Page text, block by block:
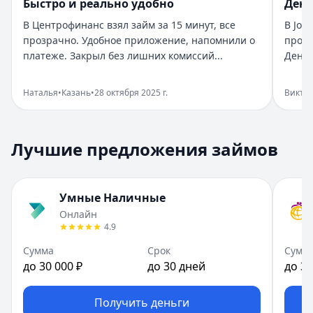
Дата: 28 октября 2025 г.
Взяла займ в Бюджет срочно нужны были деньги.
Помогли в нужный момент
Организация:Монеза
Срочно понадобились деньги, Монеза выручила.
Рейтинг:
Организация:Привет, сосед!
Город:Екатеринбург
28 октября 2025 г.
В Привет, сосед! оформила займ за пару минут.
Быстро и реально удобно
Рейтинг:4
Центрофинанс
Быстро и реально удобно
В Центрофинанс взял займ за 15 минут, все
прозрачно. Удобное приложение, напомнили о
платеже. Закрыл без лишних комиссий...
Наталья•Казань•28 октября 2025 г.
В
Лучшие предложения займов
Умные Наличные
Онлайн
4.9
Сумма
до 30 000 ₽
Срок
до 30 дней
Получить деньги
до